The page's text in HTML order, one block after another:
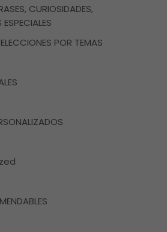
CURIOSIDADES,
POR TEMAS